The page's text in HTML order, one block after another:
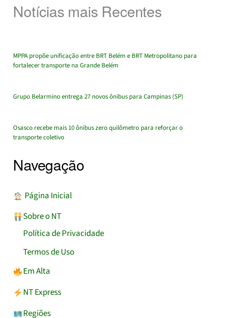
Notícias mais Recentes
MPPA propõe unificação entre BRT Belém e BRT Metropolitano para
fortalecer transporte na Grande Belém
Grupo Belarmino entrega 27 novos ônibus para Campinas (SP)
Osasco recebe mais 10 ônibus zero quilômetro para reforçar o
transporte coletivo
Navegação
︎ Página Inicial
Sobre o NT
Política de Privacidade
Termos de Uso
Em Alta
NT Express
Regiões